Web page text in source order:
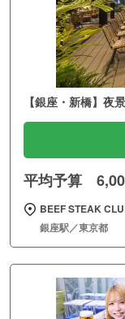
【銀座・新橋】夜
平均予算
BEEF STEAK
銀座駅／東京都